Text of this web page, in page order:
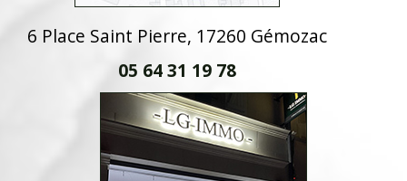
6 Place Saint Pierre, 17260 Gémozac
05 64 31 19 78